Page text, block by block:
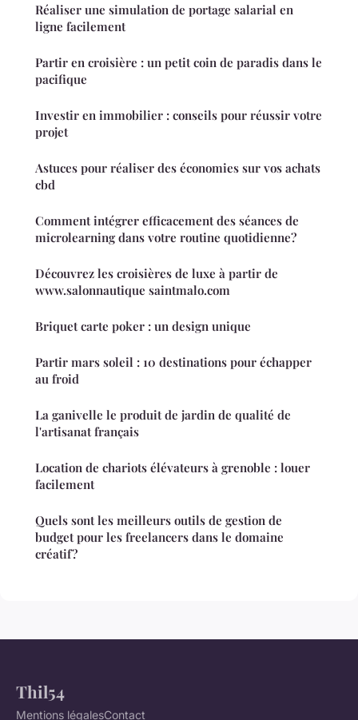
Réaliser une simulation de portage salarial en
ligne facilement
Partir en croisière : un petit coin de paradis dans le
pacifique
Investir en immobilier : conseils pour réussir votre
projet
Astuces pour réaliser des économies sur vos achats
cbd
Comment intégrer efficacement des séances de
microlearning dans votre routine quotidienne?
Découvrez les croisières de luxe à partir de
www.salonnautique saintmalo.com
Briquet carte poker : un design unique
Partir mars soleil : 10 destinations pour échapper
au froid
La ganivelle le produit de jardin de qualité de
l'artisanat français
Location de chariots élévateurs à grenoble : louer
facilement
Quels sont les meilleurs outils de gestion de
budget pour les freelancers dans le domaine
créatif?
Thil54
Mentions légalesContact